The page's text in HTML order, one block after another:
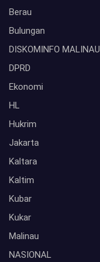
Berau
Bulungan
DISKOMINFO MALINAU
DPRD
Ekonomi
HL
Hukrim
Jakarta
Kaltara
Kaltim
Kubar
Kukar
Malinau
NASIONAL